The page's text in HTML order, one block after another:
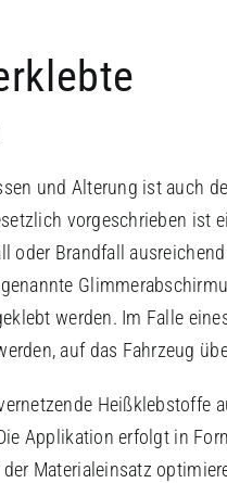
und Alterung ist auch
vorgeschrieben ist
oder Brandfall
werden. Im Falle
auf das Fahrzeug
Heißklebstoffe
Applikation erfolgt in
Materialeinsatz